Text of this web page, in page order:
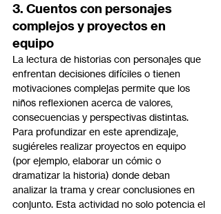
3. Cuentos con personajes
complejos y proyectos en
equipo
La lectura de historias con personajes que
enfrentan decisiones difíciles o tienen
motivaciones complejas permite que los
niños reflexionen acerca de valores,
consecuencias y perspectivas distintas.
Para profundizar en este aprendizaje,
sugiéreles realizar proyectos en equipo
(por ejemplo, elaborar un cómic o
dramatizar la historia) donde deban
analizar la trama y crear conclusiones en
conjunto. Esta actividad no solo potencia el